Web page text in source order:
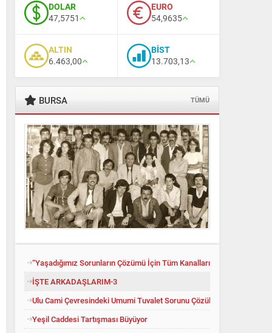
DOLAR
47,5751
EURO
54,9635
ALTIN
6.463,00
BİST
13.703,13
BURSA TÜMÜ
“Yaşadığımız Sorunların Çözümü İçin Tüm Kanalları Denedik”
İŞTE ARKADAŞLARIM-3
Ulu Cami Çevresindeki Umumi Tuvalet Sorunu Çözüldü
Yeşil Caddesi Tartışması Büyüyor